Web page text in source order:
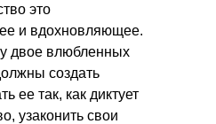
это
и вдохновляющее.
двое влюбленных
создать
ее так, как диктует
узаконить свои